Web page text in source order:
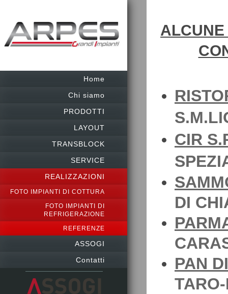
Home
Chi siamo
PRODOTTI
LAYOUT
TRANSBLOCK
SERVICE
REALIZZAZIONI
FOTO IMPIANTI DI COTTURA
FOTO IMPIANTI DI
REFRIGERAZIONE
REFERENZE
ASSOGI
Contatti
CIR
DI
PAN